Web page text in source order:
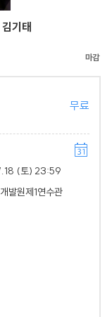
기태
무료
(토) 23:59
발원제1연수관